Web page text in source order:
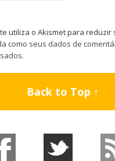
utiliza o Akismet para reduzir
como seus dados de
.
Back to Top ↑